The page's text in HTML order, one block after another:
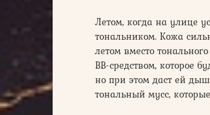
Летом, когда на улице
тональником. Кожа
летом вместо
BB-средством, которое
но при этом даст ей
тональный мусс,